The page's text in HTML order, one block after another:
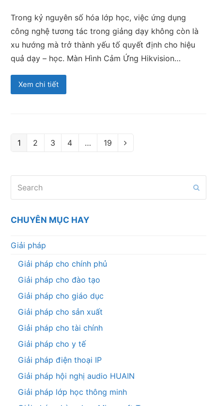
Trong kỷ nguyên số hóa lớp học, việc ứng dụng
công nghệ tương tác trong giảng dạy không còn là
xu hướng mà trở thành yếu tố quyết định cho hiệu
quả dạy – học. Màn Hình Cảm Ứng Hikvision…
Xem chi tiết
Page
1 Page
2 Page
3 Page
4 … Page
19 Next
CHUYÊN MỤC HAY
Giải pháp
Giải pháp cho chính phủ
Giải pháp cho đào tạo
Giải pháp cho giáo dục
Giải pháp cho sản xuất
Giải pháp cho tài chính
Giải pháp cho y tế
Giải pháp điện thoại IP
Giải pháp hội nghị audio HUAIN
Giải pháp lớp học thông minh